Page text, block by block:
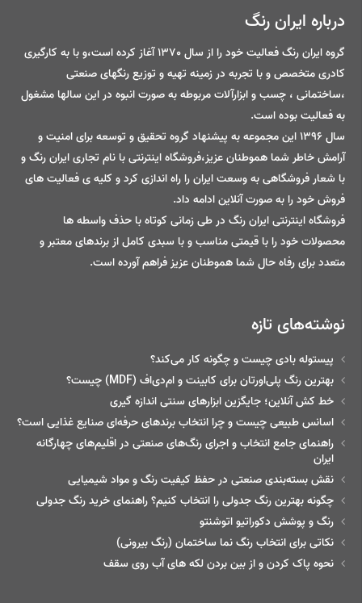
درباره ایران رنگ
گروه ایران رنگ فعالیت خود را از سال 1370 آغاز کرده است،و با به کارگیری
کادری متخصص و با تجربه در زمینه تهیه و توزیع رنگهای صنعتی
،ساختمانی ، چسب و ابزارآلات مربوطه به صورت انبوه در این سالها مشغول
به فعالیت بوده است.
سال 1396 این مجموعه به پیشنهاد گروه تحقیق و توسعه برای امنیت و
آرامش خاطر شما هموطنان عزیز،فروشگاه اینترنتی با نام تجاری ایران رنگ و
با شعار فروشگاهی به وسعت ایران را راه اندازی کرد و کلیه ی فعالیت های
فروش خود را به صورت آنلاین ادامه داد.
فروشگاه اینترنتی ایران رنگ در طی زمانی کوتاه با حذف واسطه ها
محصولات خود را با قیمتی مناسب و با سبدی کامل از برندهای معتبر و
متعدد برای رفاه حال شما هموطنان عزیز فراهم آورده است.
نوشته‌های تازه
پیستوله بادی چیست و چگونه کار می‌کند؟
بهترین رنگ پلی‌اورتان برای کابینت و ام‌دی‌اف (MDF) چیست؟
خط‌ کش آنلاین؛ جایگزین ابزارهای سنتی اندازه گیری
اسانس طبیعی چیست و چرا انتخاب برندهای حرفه‌ای صنایع غذایی است؟
راهنمای جامع انتخاب و اجرای رنگ‌های صنعتی در اقلیم‌های چهارگانه
ایران
نقش بسته‌بندی صنعتی در حفظ کیفیت رنگ و مواد شیمیایی
چگونه بهترین رنگ جدولی را انتخاب کنیم؟ راهنمای خرید رنگ جدولی
رنگ و پوشش دکوراتیو اتوشنتو
نکاتی برای انتخاب رنگ نما ساختمان (رنگ بیرونی)
نحوه پاک کردن و از بین بردن لکه های آب روی سقف